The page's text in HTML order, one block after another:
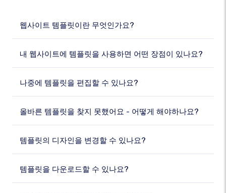
웹사이트 템플릿이란 무엇인가요?
내 웹사이트에 템플릿을 사용하면 어떤 장점이 있나요?
나중에 템플릿을 편집할 수 있나요?
올바른 템플릿을 찾지 못했어요 - 어떻게 해야하나요?
템플릿의 디자인을 변경할 수 있나요?
템플릿을 다운로드할 수 있나요?